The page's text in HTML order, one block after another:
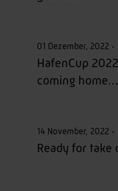
01 Dezember, 2022
HafenCup
coming home…
14 November, 2022
Ready for take